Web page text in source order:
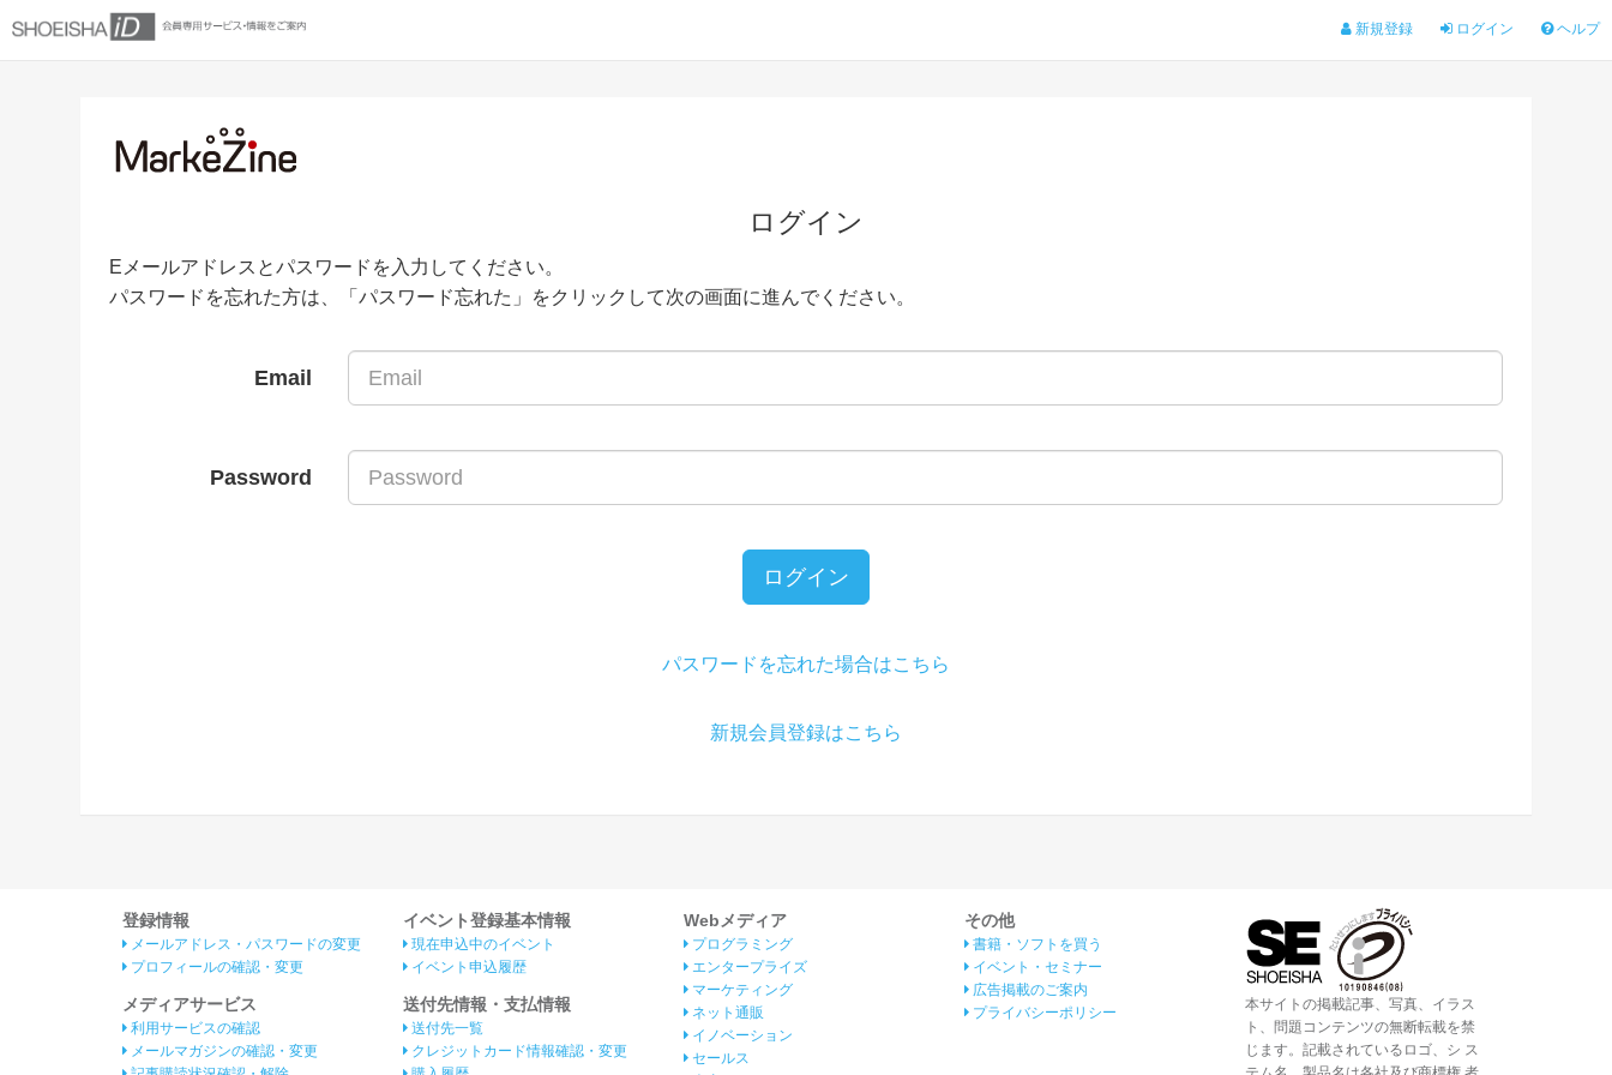
新規登録 ログイン ヘルプ
ログイン
Eメールアドレスとパスワードを入力してください。
パスワードを忘れた方は、「パスワード忘れた」をクリックして次の画面に進んでください。
Email
Password
ログイン
パスワードを忘れた場合はこちら
新規会員登録はこちら
登録情報
メールアドレス・パスワードの変更
プロフィールの確認・変更
メディアサービス
利用サービスの確認
メールマガジンの確認・変更
イベント登録基本情報
現在申込中のイベント
イベント申込履歴
送付先情報・支払情報
送付先一覧
クレジットカード情報確認・変更
Webメディア
プログラミング
エンタープライズ
マーケティング
ネット通販
イノベーション
セールス
その他
書籍・ソフトを買う
イベント・セミナー
広告掲載のご案内
プライバシーポリシー
本サイトの掲載記事、写真、イラス
ト、問題コンテンツの無断転載を禁
じます。記載されているロゴ、シ ス